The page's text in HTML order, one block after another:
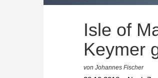
Isle of
Keymer
von Johannes Fischer